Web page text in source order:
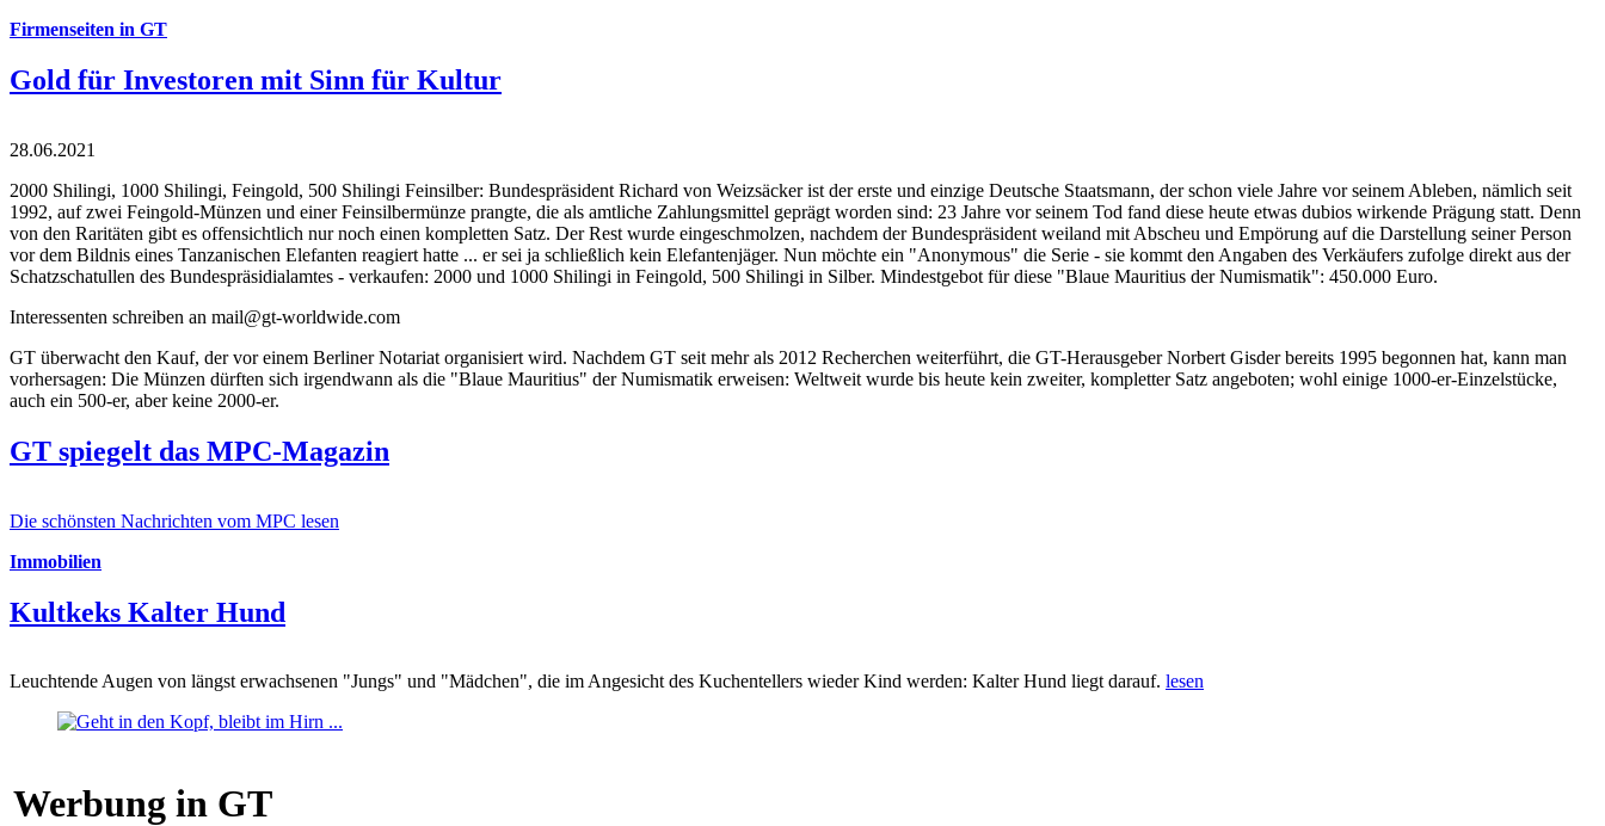
Firmenseiten in GT
Gold für Investoren mit Sinn für Kultur
28.06.2021
2000 Shilingi, 1000 Shilingi, Feingold, 500 Shilingi Feinsilber: Bundespräsident Richard von Weizsäcker ist der erste und einzige Deutsche Staatsmann, der schon viele Jahre vor seinem Ableben, nämlich seit
1992, auf zwei Feingold-Münzen und einer Feinsilbermünze prangte, die als amtliche Zahlungsmittel geprägt worden sind: 23 Jahre vor seinem Tod fand diese heute etwas dubios wirkende Prägung statt. Denn
von den Raritäten gibt es offensichtlich nur noch einen kompletten Satz. Der Rest wurde eingeschmolzen, nachdem der Bundespräsident weiland mit Abscheu und Empörung auf die Darstellung seiner Person
vor dem Bildnis eines Tanzanischen Elefanten reagiert hatte ... er sei ja schließlich kein Elefantenjäger. Nun möchte ein "Anonymous" die Serie - sie kommt den Angaben des Verkäufers zufolge direkt aus der
Schatzschatullen des Bundespräsidialamtes - verkaufen: 2000 und 1000 Shilingi in Feingold, 500 Shilingi in Silber. Mindestgebot für diese "Blaue Mauritius der Numismatik": 450.000 Euro.
Interessenten schreiben an mail@gt-worldwide.com
GT überwacht den Kauf, der vor einem Berliner Notariat organisiert wird. Nachdem GT seit mehr als 2012 Recherchen weiterführt, die GT-Herausgeber Norbert Gisder bereits 1995 begonnen hat, kann man
vorhersagen: Die Münzen dürften sich irgendwann als die "Blaue Mauritius" der Numismatik erweisen: Weltweit wurde bis heute kein zweiter, kompletter Satz angeboten; wohl einige 1000-er-Einzelstücke,
auch ein 500-er, aber keine 2000-er.
GT spiegelt das MPC-Magazin
Die schönsten Nachrichten vom MPC lesen
Immobilien
Kultkeks Kalter Hund
Leuchtende Augen von längst erwachsenen "Jungs" und "Mädchen", die im Angesicht des Kuchentellers wieder Kind werden: Kalter Hund liegt darauf. lesen
Werbung in GT